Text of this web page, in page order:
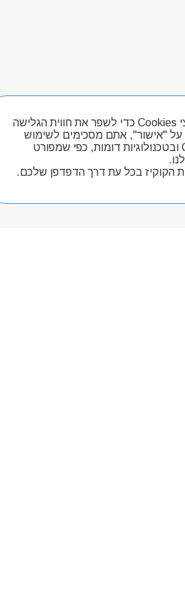
אנו משתמשים בקבצי Cookies כדי לשפר את חווית הגלישה
על "אישור", אתם מסכימים לשימוש
שלנו בקבצי Cookies ובטכנולוגיות דומות, כפי שמפורט
הקוקיז בכל עת דרך הדפדפן שלכם.